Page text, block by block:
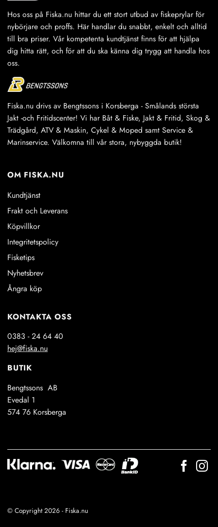
väljas
på
produktsidan
väljas
på
produktsidan
Hos oss på Fiska.nu hittar du ett stort utbud av fiskeprylar för
nybörjare och proffs. Här handlar du snabbt, enkelt och alltid
till bra priser. Vår kompetenta kundtjänst finns för att hjälpa
dig hitta rätt, och för att du ska känna dig trygg att handla hos
oss.
Fiska.nu drivs av Bengtssons i Korsberga - Smålands största
Jakt -och Fritidscenter! Vi har Båt & Fiske, Jakt & Fritid, Skog &
Trädgård, ATV & Maskin, Cykel & Moped samt Service &
Marinservice. Välkomna till vår stora, nybyggda butik!
OM FISKA.NU
Kundtjänst
Frakt och Leverans
Köpvillkor
Integritetspolicy
Fisketips
Nyhetsbrev
Ångra köp
KONTAKTA OSS
0383 - 24 64 40
hej@fiska.nu
BUTIK
Bengtssons AB
Evedal 1
574 76 Korsberga
© Copyright 2026 - Fiska.nu